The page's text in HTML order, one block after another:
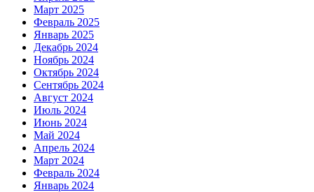
Март 2025
Февраль 2025
Январь 2025
Декабрь 2024
Ноябрь 2024
Октябрь 2024
Сентябрь 2024
Август 2024
Июль 2024
Июнь 2024
Май 2024
Апрель 2024
Март 2024
Февраль 2024
Январь 2024